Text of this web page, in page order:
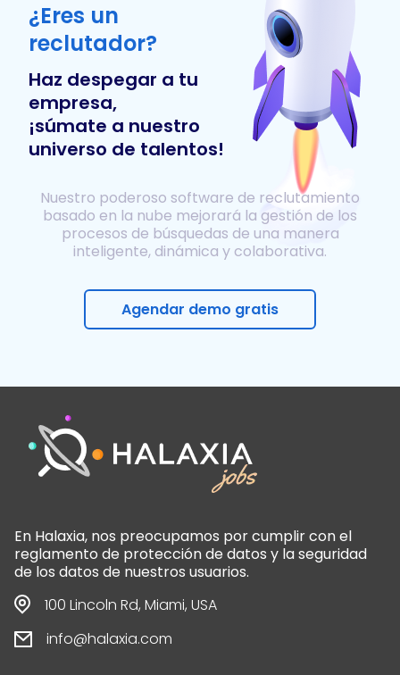
¿Eres un
reclutador?
Haz despegar a tu
empresa,
¡súmate a nuestro
universo de talentos!
Nuestro poderoso software de reclutamiento
basado en la nube mejorará la gestión de los
procesos de búsquedas de una manera
inteligente, dinámica y colaborativa.
Agendar demo gratis
En Halaxia, nos preocupamos por cumplir con el
reglamento de protección de datos y la seguridad
de los datos de nuestros usuarios.
100 Lincoln Rd, Miami, USA
info@halaxia.com